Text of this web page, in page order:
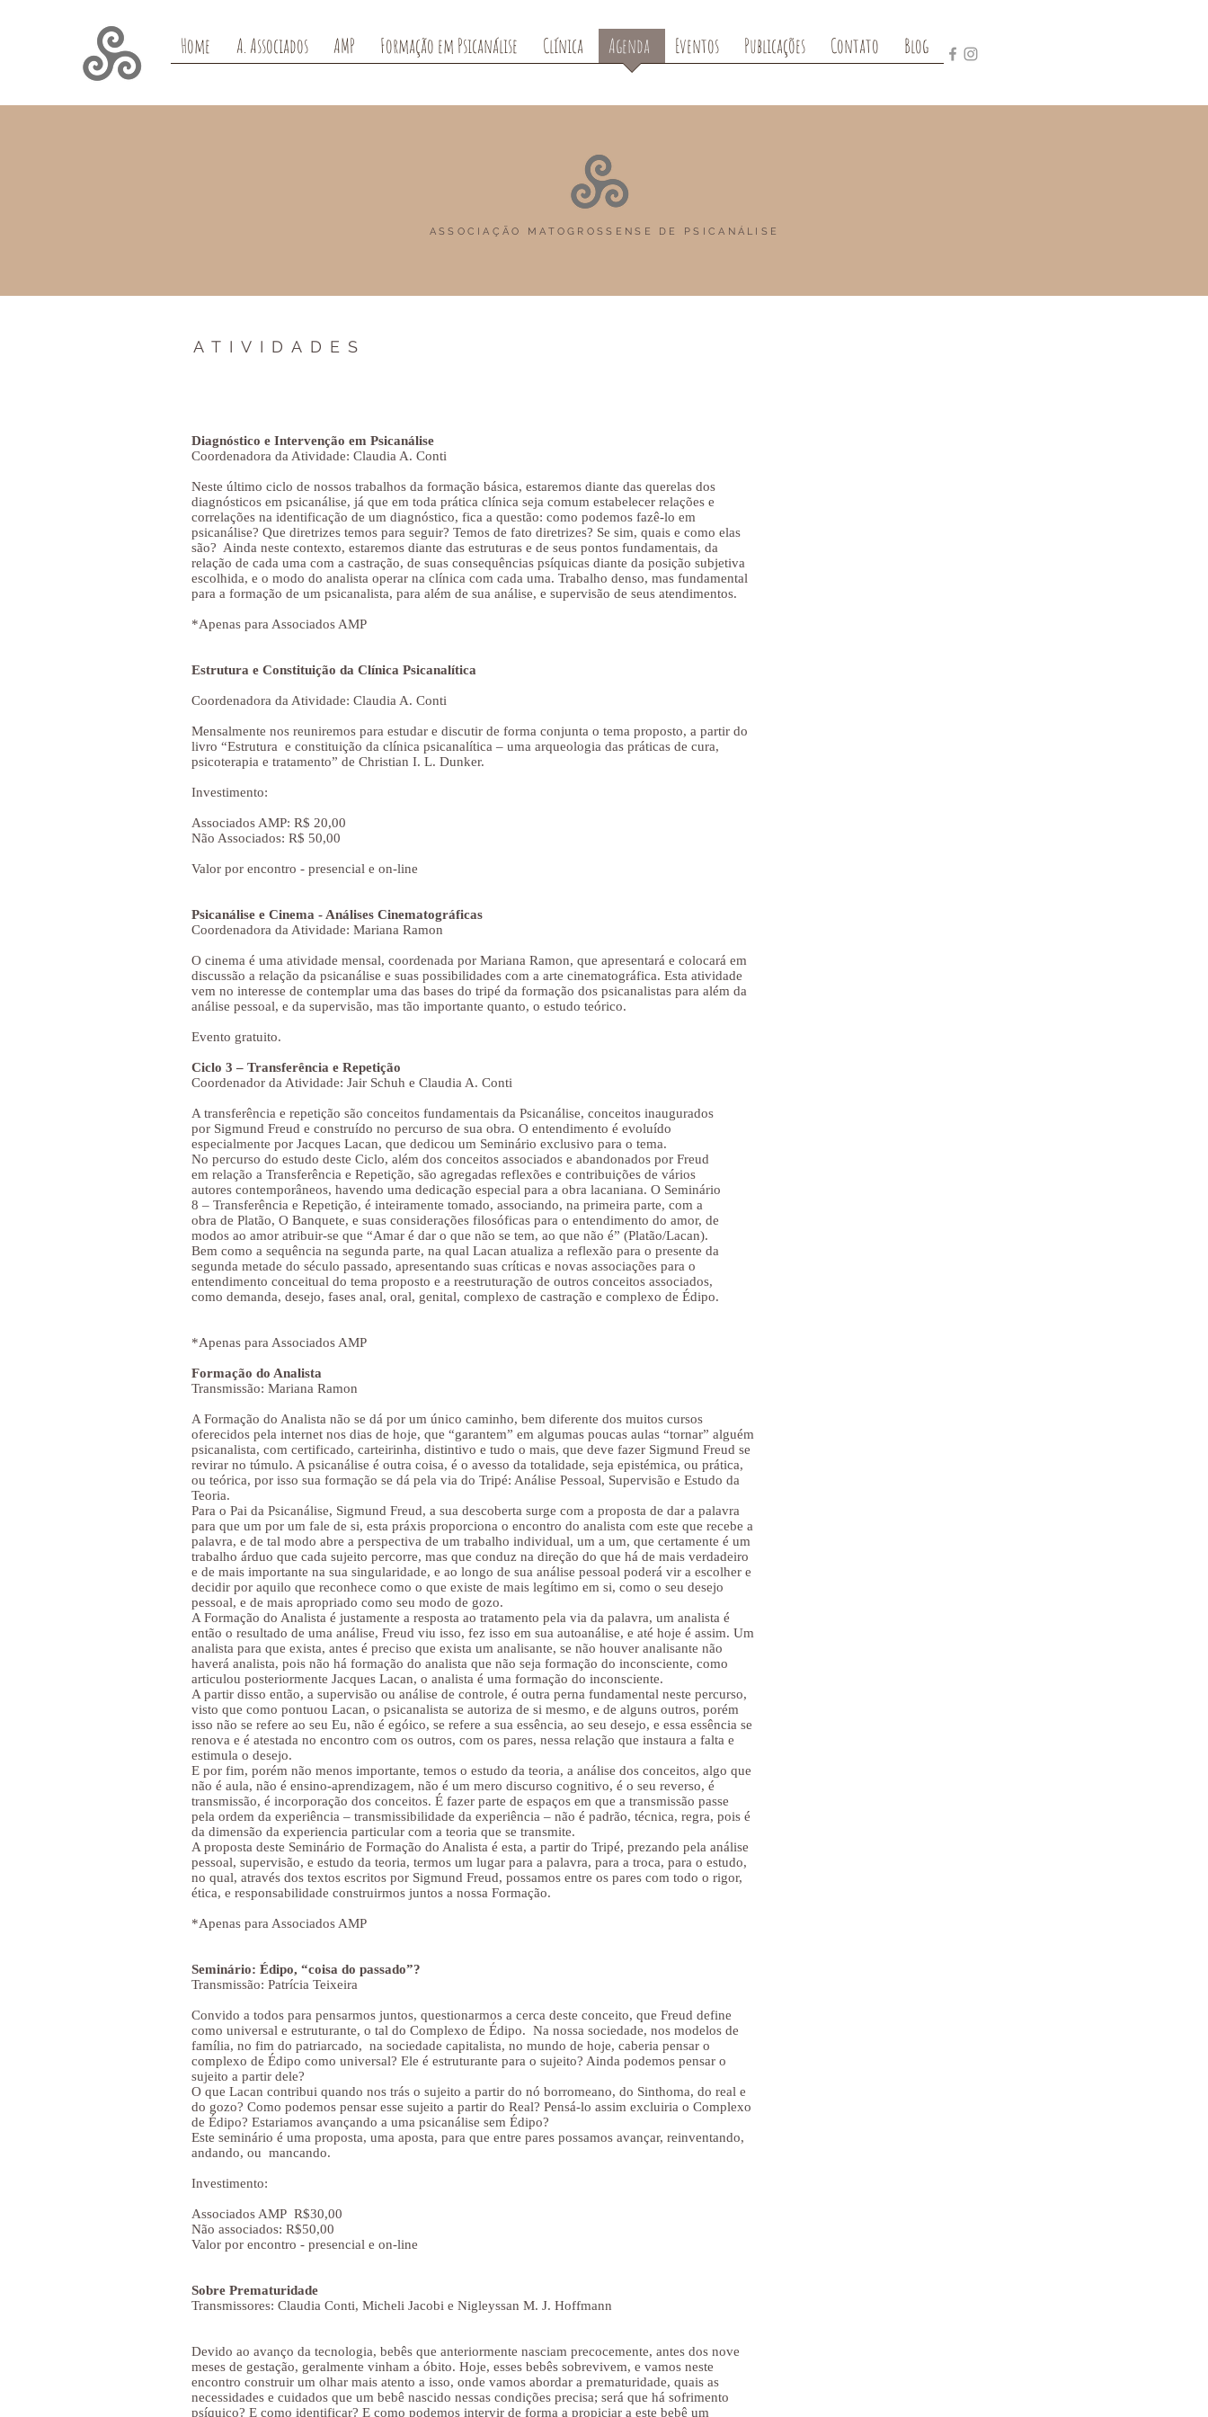
Home A. Associados AMP Formação em Psicanálise Clínica Agenda Eventos Publicações Contato Blog
ASSOCIAÇÃO MATOGROSSENSE DE PSICANÁLISE
ASSOCIAÇÃO MATOGROSSENSE DE PSICANÁLISE
ATIVIDADES
Diagnóstico e Intervenção em Psicanálise
Coordenadora da Atividade: Claudia A. Conti
Neste último ciclo de nossos trabalhos da formação básica, estaremos diante das querelas dos
diagnósticos em psicanálise, já que em toda prática clínica seja comum estabelecer relações e
correlações na identificação de um diagnóstico, fica a questão: como podemos fazê-lo em
psicanálise? Que diretrizes temos para seguir? Temos de fato diretrizes? Se sim, quais e como elas
são? Ainda neste contexto, estaremos diante das estruturas e de seus pontos fundamentais, da
relação de cada uma com a castração, de suas consequências psíquicas diante da posição subjetiva
escolhida, e o modo do analista operar na clínica com cada uma. Trabalho denso, mas fundamental
para a formação de um psicanalista, para além de sua análise, e supervisão de seus atendimentos.
*Apenas para Associados AMP
Estrutura e Constituição da Clínica Psicanalítica
Coordenadora da Atividade: Claudia A. Conti
Mensalmente nos reuniremos para estudar e discutir de forma conjunta o tema proposto, a partir do
livro “Estrutura e constituição da clínica psicanalítica – uma arqueologia das práticas de cura,
psicoterapia e tratamento” de Christian I. L. Dunker.
Investimento:
Associados AMP: R$ 20,00
Não Associados: R$ 50,00
Valor por encontro - presencial e on-line
Psicanálise e Cinema - Análises Cinematográficas
Coordenadora da Atividade: Mariana Ramon
O cinema é uma atividade mensal, coordenada por Mariana Ramon, que apresentará e colocará em
discussão a relação da psicanálise e suas possibilidades com a arte cinematográfica. Esta atividade
vem no interesse de contemplar uma das bases do tripé da formação dos psicanalistas para além da
análise pessoal, e da supervisão, mas tão importante quanto, o estudo teórico.
Evento gratuito.
Ciclo 3 – Transferência e Repetição
Coordenador da Atividade: Jair Schuh e Claudia A. Conti
A transferência e repetição são conceitos fundamentais da Psicanálise, conceitos inaugurados
por Sigmund Freud e construído no percurso de sua obra. O entendimento é evoluído
especialmente por Jacques Lacan, que dedicou um Seminário exclusivo para o tema.
No percurso do estudo deste Ciclo, além dos conceitos associados e abandonados por Freud
em relação a Transferência e Repetição, são agregadas reflexões e contribuições de vários
autores contemporâneos, havendo uma dedicação especial para a obra lacaniana. O Seminário
8 – Transferência e Repetição, é inteiramente tomado, associando, na primeira parte, com a
obra de Platão, O Banquete, e suas considerações filosóficas para o entendimento do amor, de
modos ao amor atribuir-se que “Amar é dar o que não se tem, ao que não é” (Platão/Lacan).
Bem como a sequência na segunda parte, na qual Lacan atualiza a reflexão para o presente da
segunda metade do século passado, apresentando suas críticas e novas associações para o
entendimento conceitual do tema proposto e a reestruturação de outros conceitos associados,
como demanda, desejo, fases anal, oral, genital, complexo de castração e complexo de Édipo.
​*Apenas para Associados AMP
Formação do Analista
Transmissão: Mariana Ramon
A Formação do Analista não se dá por um único caminho, bem diferente dos muitos cursos
oferecidos pela internet nos dias de hoje, que “garantem” em algumas poucas aulas “tornar” alguém
psicanalista, com certificado, carteirinha, distintivo e tudo o mais, que deve fazer Sigmund Freud se
revirar no túmulo. A psicanálise é outra coisa, é o avesso da totalidade, seja epistémica, ou prática,
ou teórica, por isso sua formação se dá pela via do Tripé: Análise Pessoal, Supervisão e Estudo da
Teoria.
Para o Pai da Psicanálise, Sigmund Freud, a sua descoberta surge com a proposta de dar a palavra
para que um por um fale de si, esta práxis proporciona o encontro do analista com este que recebe a
palavra, e de tal modo abre a perspectiva de um trabalho individual, um a um, que certamente é um
trabalho árduo que cada sujeito percorre, mas que conduz na direção do que há de mais verdadeiro
e de mais importante na sua singularidade, e ao longo de sua análise pessoal poderá vir a escolher e
decidir por aquilo que reconhece como o que existe de mais legítimo em si, como o seu desejo
pessoal, e de mais apropriado como seu modo de gozo.
A Formação do Analista é justamente a resposta ao tratamento pela via da palavra, um analista é
então o resultado de uma análise, Freud viu isso, fez isso em sua autoanálise, e até hoje é assim. Um
analista para que exista, antes é preciso que exista um analisante, se não houver analisante não
haverá analista, pois não há formação do analista que não seja formação do inconsciente, como
articulou posteriormente Jacques Lacan, o analista é uma formação do inconsciente.
A partir disso então, a supervisão ou análise de controle, é outra perna fundamental neste percurso,
visto que como pontuou Lacan, o psicanalista se autoriza de si mesmo, e de alguns outros, porém
isso não se refere ao seu Eu, não é egóico, se refere a sua essência, ao seu desejo, e essa essência se
renova e é atestada no encontro com os outros, com os pares, nessa relação que instaura a falta e
estimula o desejo.
E por fim, porém não menos importante, temos o estudo da teoria, a análise dos conceitos, algo que
não é aula, não é ensino-aprendizagem, não é um mero discurso cognitivo, é o seu reverso, é
transmissão, é incorporação dos conceitos. É fazer parte de espaços em que a transmissão passe
pela ordem da experiência – transmissibilidade da experiência – não é padrão, técnica, regra, pois é
da dimensão da experiencia particular com a teoria que se transmite.
A proposta deste Seminário de Formação do Analista é esta, a partir do Tripé, prezando pela análise
pessoal, supervisão, e estudo da teoria, termos um lugar para a palavra, para a troca, para o estudo,
no qual, através dos textos escritos por Sigmund Freud, possamos entre os pares com todo o rigor,
ética, e responsabilidade construirmos juntos a nossa Formação.
*Apenas para Associados AMP
Seminário: Édipo, “coisa do passado”?
Transmissão: Patrícia Teixeira
Convido a todos para pensarmos juntos, questionarmos a cerca deste conceito, que Freud define
como universal e estruturante, o tal do Complexo de Édipo. Na nossa sociedade, nos modelos de
família, no fim do patriarcado, na sociedade capitalista, no mundo de hoje, caberia pensar o
complexo de Édipo como universal? Ele é estruturante para o sujeito? Ainda podemos pensar o
sujeito a partir dele?
O que Lacan contribui quando nos trás o sujeito a partir do nó borromeano, do Sinthoma, do real e
do gozo? Como podemos pensar esse sujeito a partir do Real? Pensá-lo assim excluiria o Complexo
de Édipo? Estariamos avançando a uma psicanálise sem Édipo?
Este seminário é uma proposta, uma aposta, para que entre pares possamos avançar, reinventando,
andando, ou mancando.
Investimento:
Associados AMP R$30,00
Não associados: R$50,00
Valor por encontro - presencial e on-line
Sobre Prematuridade
Transmissores: Claudia Conti, Micheli Jacobi e Nigleyssan M. J. Hoffmann
Devido ao avanço da tecnologia, bebês que anteriormente nasciam precocemente, antes dos nove
meses de gestação, geralmente vinham a óbito. Hoje, esses bebês sobrevivem, e vamos neste
encontro construir um olhar mais atento a isso, onde vamos abordar a prematuridade, quais as
necessidades e cuidados que um bebê nascido nessas condições precisa; será que há sofrimento
psíquico? E como identificar? E como podemos intervir de forma a propiciar a este bebê um